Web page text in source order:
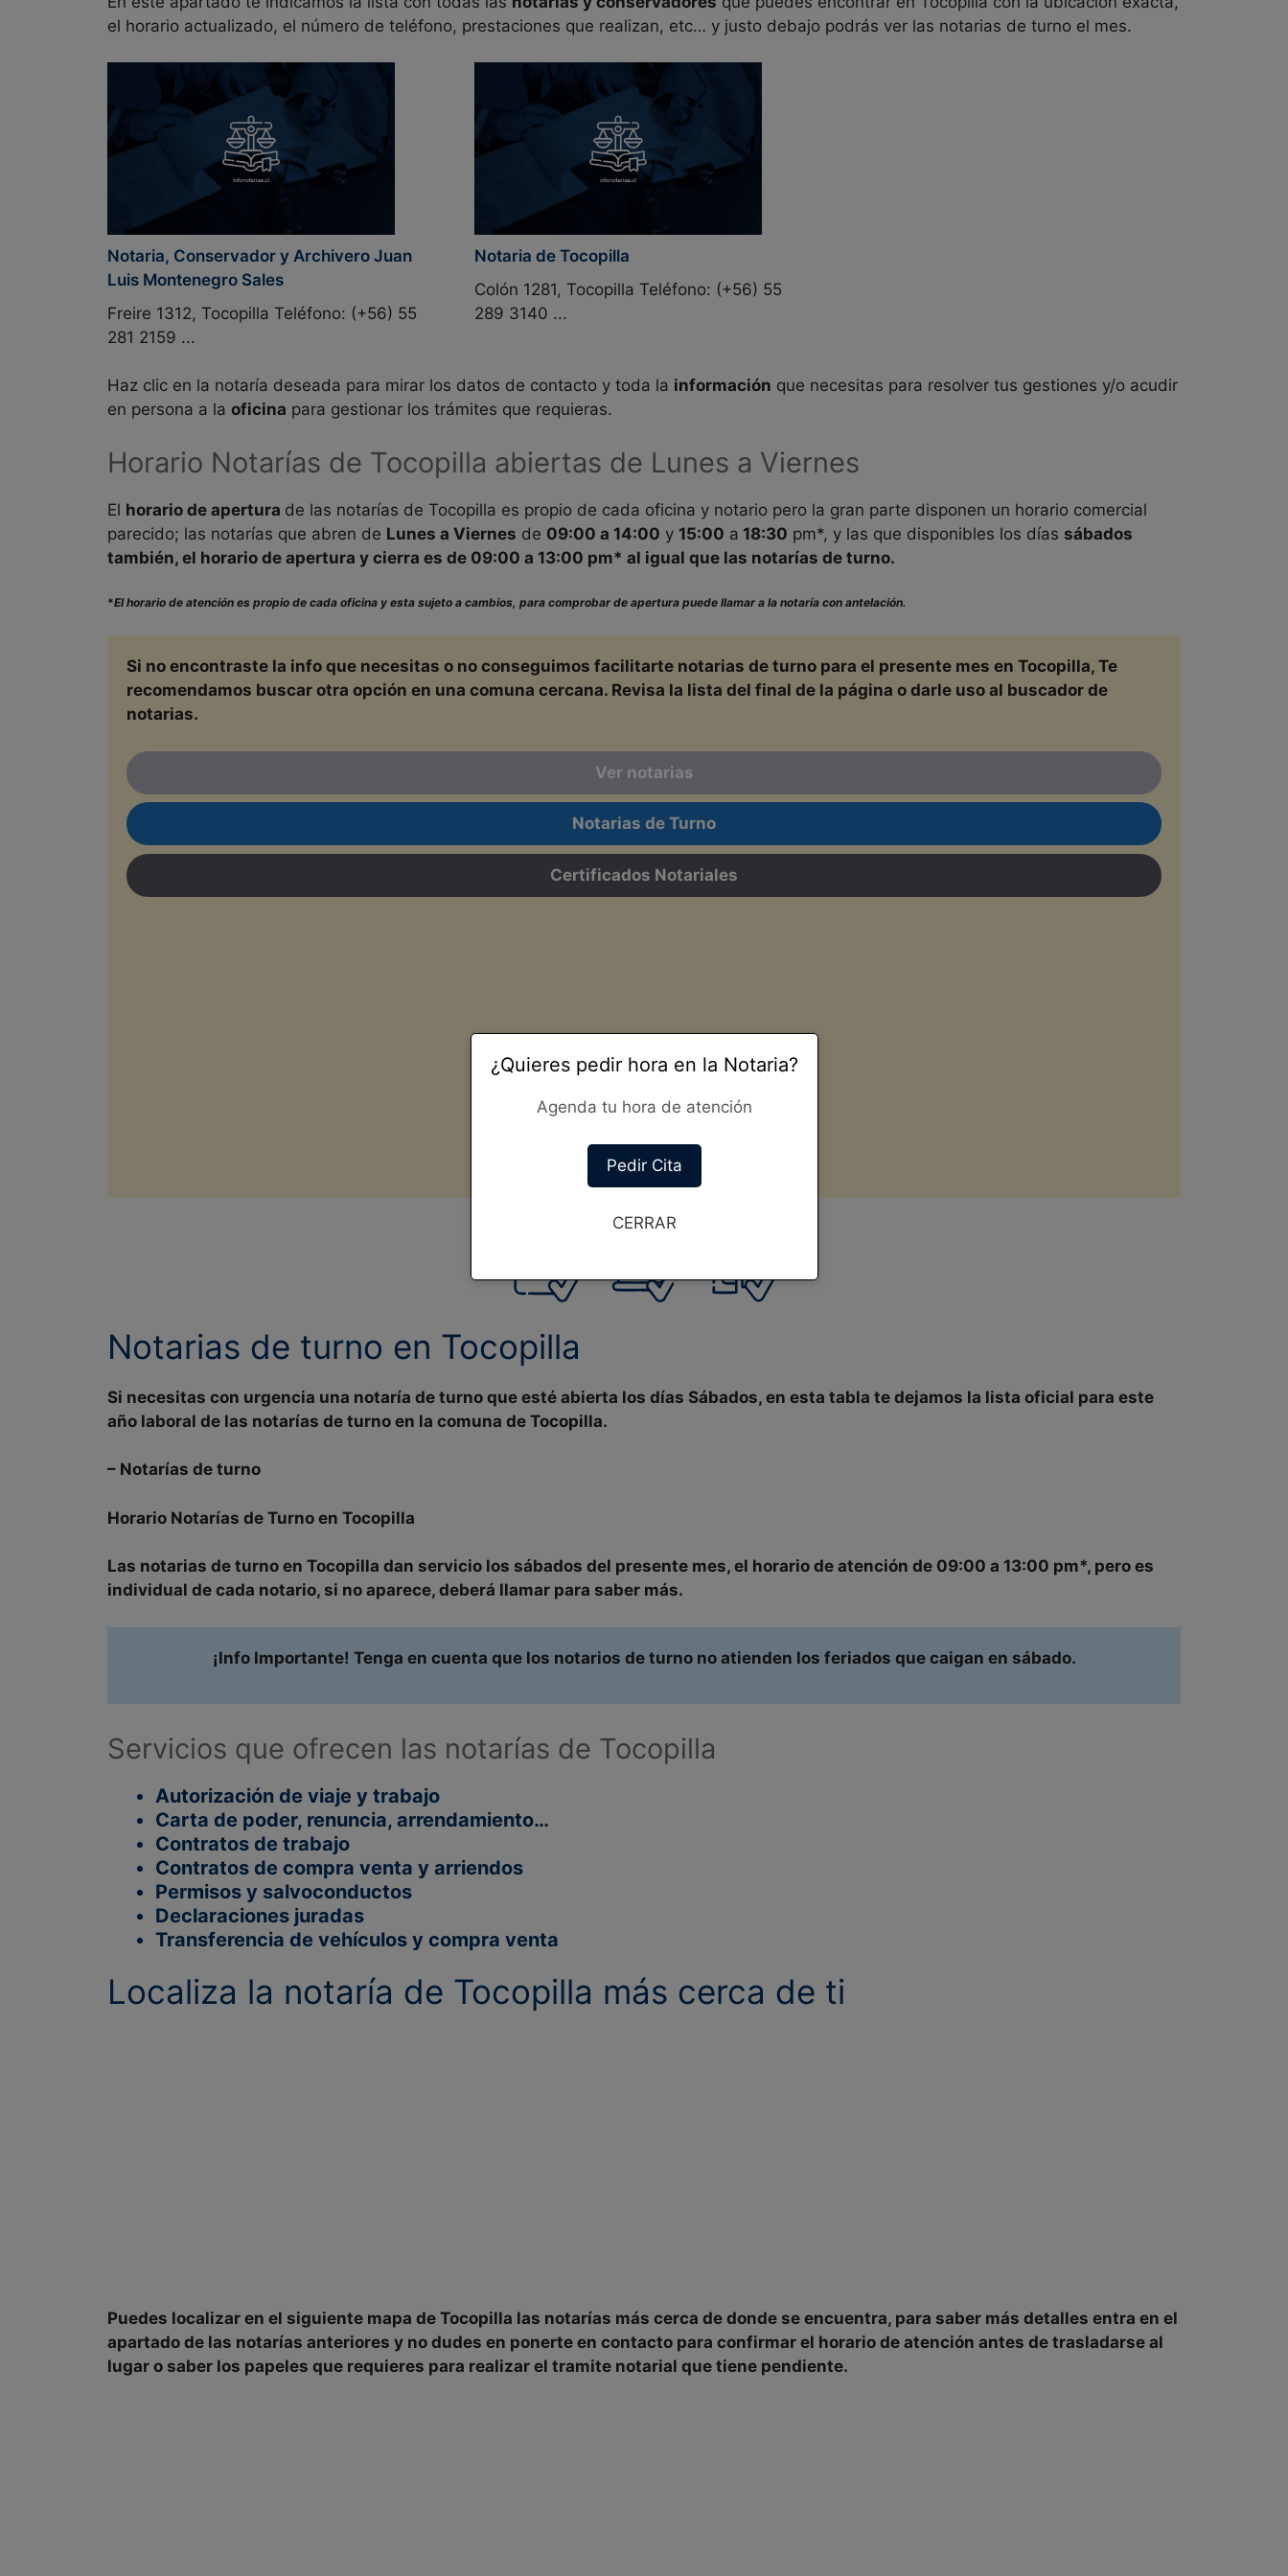
el horario actualizado, el número de teléfono, prestaciones que realizan, etc… y justo debajo podrás ver las notarias de turno el mes.
Notaria, Conservador y Archivero Juan
Luis Montenegro Sales
Freire 1312, Tocopilla Teléfono: (+56) 55
281 2159 ...
Notaria de Tocopilla
Colón 1281, Tocopilla Teléfono: (+56) 55
289 3140 ...
Haz clic en la notaría deseada para mirar los datos de contacto y toda la información que necesitas para resolver tus gestiones y/o acudir
en persona a la oficina para gestionar los trámites que requieras.
Horario Notarías de Tocopilla abiertas de Lunes a Viernes
El horario de apertura de las notarías de Tocopilla es propio de cada oficina y notario pero la gran parte disponen un horario comercial
parecido; las notarías que abren de Lunes a Viernes de 09:00 a 14:00 y 15:00 a 18:30 pm*, y las que disponibles los días sábados
también, el horario de apertura y cierra es de 09:00 a 13:00 pm* al igual que las notarías de turno.
*El horario de atención es propio de cada oficina y esta sujeto a cambios, para comprobar de apertura puede llamar a la notaría con antelación.
Si no encontraste la info que necesitas o no conseguimos facilitarte notarias de turno para el presente mes en Tocopilla, Te
recomendamos buscar otra opción en una comuna cercana. Revisa la lista del final de la página o darle uso al buscador de
notarias.
Ver notarias
Notarias de Turno
Certificados Notariales
Notarias de turno en Tocopilla
Si necesitas con urgencia una notaría de turno que esté abierta los días Sábados, en esta tabla te dejamos la lista oficial para este
año laboral de las notarías de turno en la comuna de Tocopilla.
– Notarías de turno
Horario Notarías de Turno en Tocopilla
Las notarias de turno en Tocopilla dan servicio los sábados del presente mes, el horario de atención de 09:00 a 13:00 pm*, pero es
individual de cada notario, si no aparece, deberá llamar para saber más.
¡Info Importante! Tenga en cuenta que los notarios de turno no atienden los feriados que caigan en sábado.
Servicios que ofrecen las notarías de Tocopilla
Autorización de viaje y trabajo
Carta de poder, renuncia, arrendamiento…
Contratos de trabajo
Contratos de compra venta y arriendos
Permisos y salvoconductos
Declaraciones juradas
Transferencia de vehículos y compra venta
Localiza la notaría de Tocopilla más cerca de ti
Puedes localizar en el siguiente mapa de Tocopilla las notarías más cerca de donde se encuentra, para saber más detalles entra en el
apartado de las notarías anteriores y no dudes en ponerte en contacto para confirmar el horario de atención antes de trasladarse al
lugar o saber los papeles que requieres para realizar el tramite notarial que tiene pendiente.
¿Quieres pedir hora en la Notaria?
Agenda tu hora de atención
Pedir Cita
CERRAR